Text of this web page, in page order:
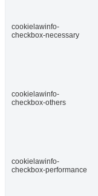
cookielawinfo-
checkbox-necessary
cookielawinfo-
checkbox-others
cookielawinfo-
checkbox-performance